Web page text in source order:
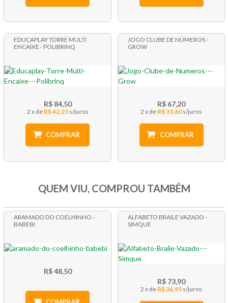
EDUCAPLAY TORRE MULTI
ENCAIXE - POLIBRINQ
R$ 84,50
2 x R$ 42,25
COMPRAR
JOGO CLUBE DE NÚMEROS -
GROW
R$ 67,20
2 x R$ 33,60
COMPRAR
QUEM VIU, COMPROU TAMBÉM
ARAMADO DO COELHINHO -
BABEBI
R$ 48,50
ALFABETO BRAILE VAZADO -
SIMQUE
R$ 73,90
2 x R$ 36,95